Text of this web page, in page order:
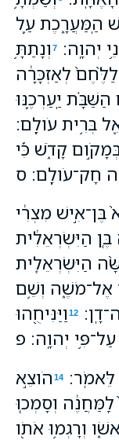
הַֽמַּעֲרָ֑כֶת עַ֛ל
יְהוָֽה׃
7 וְנָתַתָּ֥
לְאַזְכָּרָ֔ה
הַשַּׁבָּ֗ת יַֽעַרְכֶ֛נּוּ
בְּרִ֥ית עֹולָֽם׃
קָדֹ֑שׁ כִּ֡י
חָק־עֹולָֽם׃ ס
בֶּן־אִ֣ישׁ מִצְרִ֔י
בֶּ֚ן הַיִּשְׂרְאֵלִ֔ית
הַיִּשְׂרְאֵלִ֤ית
אֶל־מֹשֶׁ֑ה וְשֵׁ֥ם
12 וַיַּנִּיחֻ֖הוּ
יְהוָֽה׃ פ
14 הֹוצֵ֣א
וְסָמְכ֧וּ
וְרָגְמ֥וּ אֹתֹ֖ו